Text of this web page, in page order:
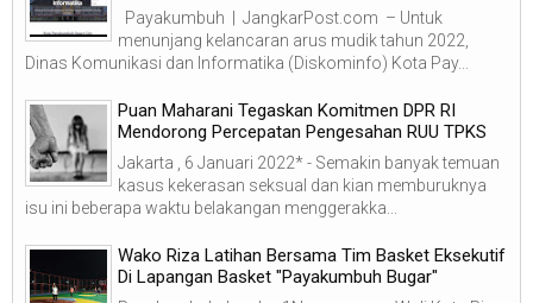
Payakumbuh | JangkarPost.com – Untuk
menunjang kelancaran arus mudik tahun 2022,
Dinas Komunikasi dan Informatika (Diskominfo) Kota Pay...
Puan Maharani Tegaskan Komitmen DPR RI
Mendorong Percepatan Pengesahan RUU TPKS
Jakarta , 6 Januari 2022* - Semakin banyak temuan
kasus kekerasan seksual dan kian memburuknya
isu ini beberapa waktu belakangan menggerakka...
Wako Riza Latihan Bersama Tim Basket Eksekutif
Di Lapangan Basket "Payakumbuh Bugar"